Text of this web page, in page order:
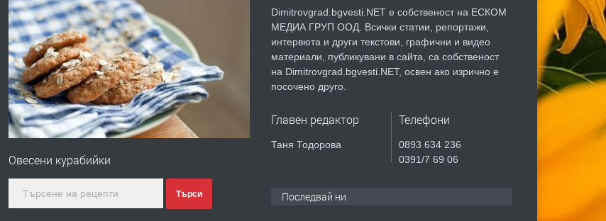
Овесени курабийки
Търси
Dimitrovgrad.bgvesti.NET е собственост на ЕСКОМ
МЕДИА ГРУП ООД. Всички статии, репортажи,
интервюта и други текстови, графични и видео
материали, публикувани в сайта, са собственост
на Dimitrovgrad.bgvesti.NET, освен ако изрично е
посочено друго.
Главен редактор
Таня Тодорова
Телефони
0893 634 236
0391/7 69 06
Последвай ни